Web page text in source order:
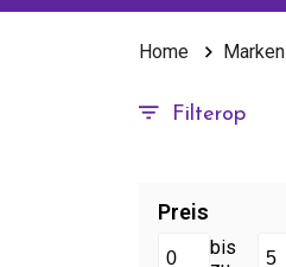
Home Marken
Filterop
Preis
bis